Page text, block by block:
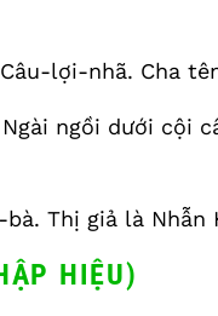
lợi-nhã. Cha
ngồi dưới cội
Thị giả là Nhẫn
HIỆU)